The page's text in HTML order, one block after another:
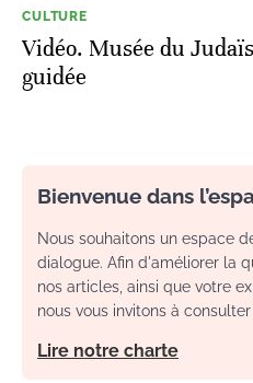
CULTURE
Vidéo. Musée du
guidée
Bienvenue dans
Nous souhaitons un espace
dialogue. Afin d'améliorer la
nos articles, ainsi que votre
nous vous invitons à
Lire notre charte